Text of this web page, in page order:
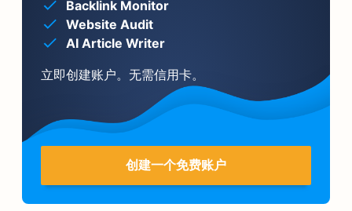
Backlink Monitor
Website Audit
AI Article Writer
立即创建账户。无需信用卡。
创建一个免费账户